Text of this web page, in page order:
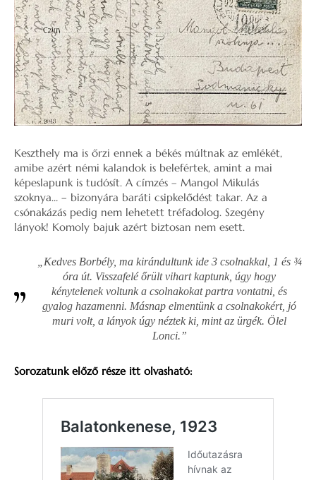
Keszthely ma is őrzi ennek a békés múltnak az emlékét,
amibe azért némi kalandok is belefértek, amint a mai
képeslapunk is tudósít. A címzés – Mangol Mikulás
szoknya… – bizonyára baráti csipkelődést takar. Az a
csónakázás pedig nem lehetett tréfadolog. Szegény
lányok! Komoly bajuk azért biztosan nem esett.
„Kedves Borbély, ma kirándultunk ide 3 csolnakkal, 1 és ¾
óra út. Visszafelé őrült vihart kaptunk, úgy hogy
kénytelenek voltunk a csolnakokat partra vontatni, és
gyalog hazamenni. Másnap elmentünk a csolnakokért, jó
muri volt, a lányok úgy néztek ki, mint az ürgék. Ölel
Lonci.”
Sorozatunk előző része itt olvasható: